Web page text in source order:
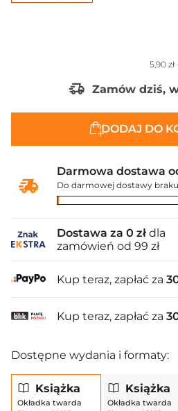
5,90 zł
Zamów dziś,
DODAJ DO
Darmowa dostawa
Do darmowej dostawy
Dostawa za 0 zł dla
zamówień od 99 zł
Kup teraz, zapłać za
Kup teraz, zapłać za
Dostępne wydania i formaty:
Książka
Okładka twarda
Książka
Okładka twarda